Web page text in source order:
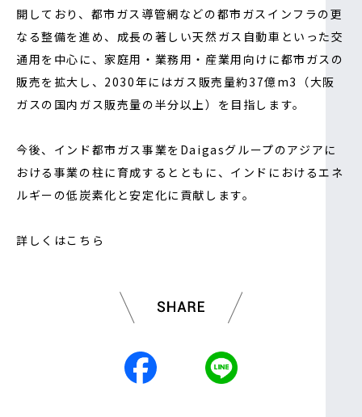
開しており、都市ガス導管網などの都市ガスインフラの更
なる整備を進め、成長の著しい天然ガス自動車といった交
通用を中心に、家庭用・業務用・産業用向けに都市ガスの
販売を拡大し、2030年にはガス販売量約37億m3（大阪
ガスの国内ガス販売量の半分以上）を目指します。
今後、インド都市ガス事業をDaigasグループのアジアに
おける事業の柱に育成するとともに、インドにおけるエネ
ルギーの低炭素化と安定化に貢献します。
詳しくはこちら